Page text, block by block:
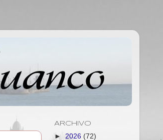
ARCHIVO
► 2026 (72)